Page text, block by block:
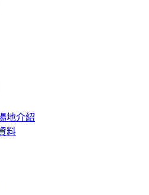
地介紹
料